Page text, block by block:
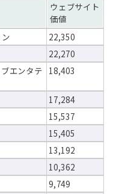
ウェブサイト
価値
22,350
22,270
エンタテ 18,403
17,284
15,537
15,405
13,192
10,362
9,749